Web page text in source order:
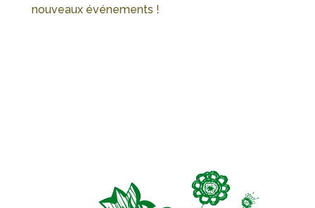
nouveaux événements !